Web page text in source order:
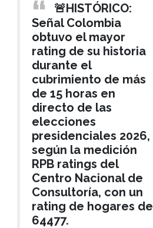
🚨HISTÓRICO:
Señal Colombia
obtuvo el mayor
rating de su historia
durante el
cubrimiento de más
de 15 horas en
directo de las
elecciones
presidenciales 2026,
según la medición
RPB ratings del
Centro Nacional de
Consultoría, con un
rating de hogares de
64477.